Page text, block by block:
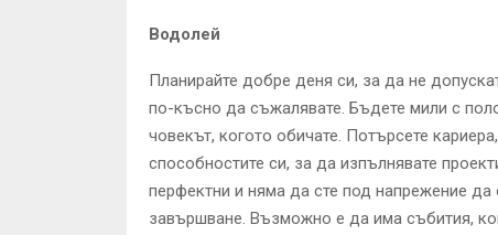
Водолей
Планирайте добре деня си, за да не
по-късно да съжалявате. Бъдете мили с
човекът, когото обичате. Потърсете
способностите си, за да изпълнявате
перфектни и няма да сте под напрежение да
завършване. Възможно е да има събития,